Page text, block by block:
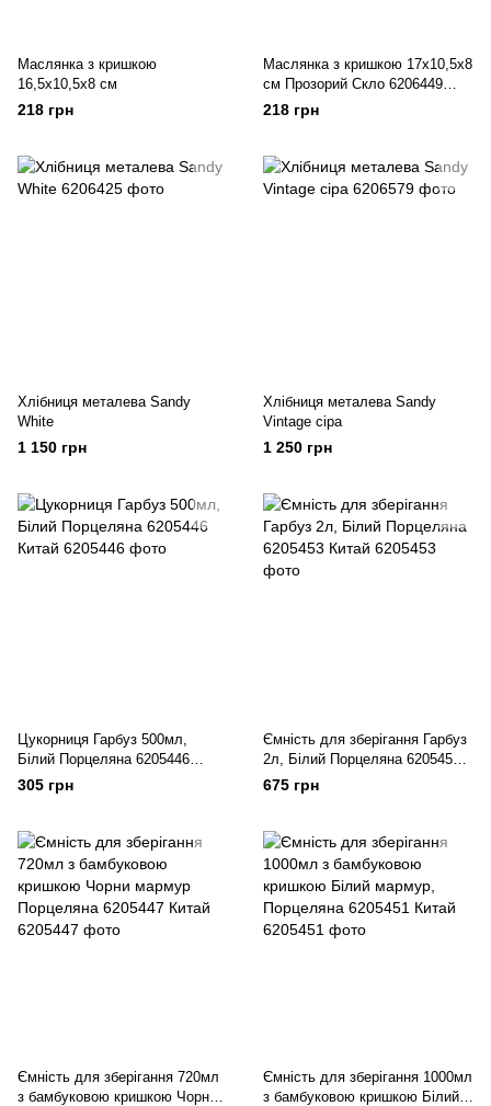
Маслянка з кришкою
16,5х10,5х8 см
218 грн
Маслянка з кришкою 17х10,5х8
см Прозорий Скло 6206449
Китай
218 грн
Хлібниця металева Sandy
White
1 150 грн
Хлібниця металева Sandy
Vintage сіра
1 250 грн
Цукорниця Гарбуз 500мл,
Білий Порцеляна 6205446
Китай
305 грн
Ємність для зберігання Гарбуз
2л, Білий Порцеляна 6205453
Китай
675 грн
Ємність для зберігання 720мл
з бамбуковою кришкою Чорни
Ємність для зберігання 1000мл
з бамбуковою кришкою Білий